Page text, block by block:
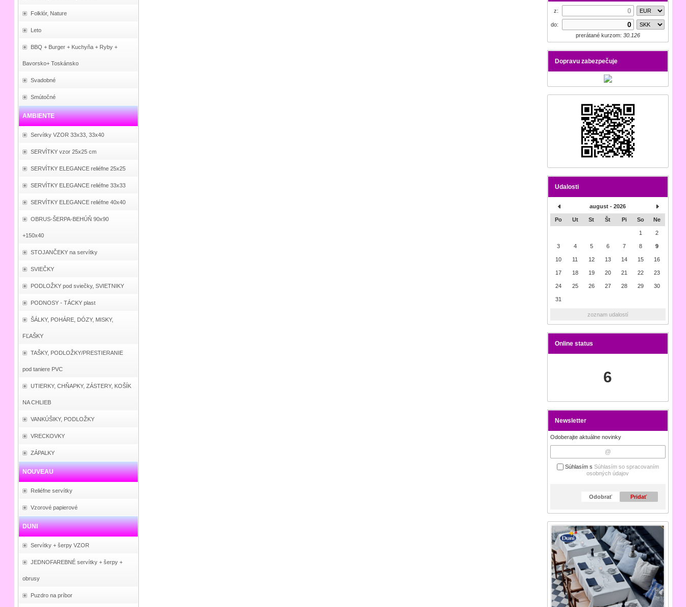
Folklór, Nature
Leto
BBQ + Burger + Kuchyňa + Ryby +
Bavorsko+ Toskánsko
Svadobné
Smútočné
AMBIENTE
Servítky VZOR 33x33, 33x40
SERVÍTKY vzor 25x25 cm
SERVÍTKY ELEGANCE reliéfne 25x25
SERVÍTKY ELEGANCE reliéfne 33x33
SERVÍTKY ELEGANCE reliéfne 40x40
OBRUS-ŠERPA-BEHÚŇ 90x90
+150x40
STOJANČEKY na servítky
SVIEČKY
PODLOŽKY pod sviečky, SVIETNIKY
PODNOSY - TÁCKY plast
ŠÁLKY, POHÁRE, DÓZY, MISKY,
FĽAŠKY
TAŠKY, PODLOŽKY/PRESTIERANIE
pod taniere PVC
UTIERKY, CHŇAPKY, ZÁSTERY, KOŠÍK
NA CHLIEB
VANKÚŠIKY, PODLOŽKY
VRECKOVKY
ZÁPALKY
NOUVEAU
Reliéfne servítky
Vzorové papierové
DUNI
Servítky + šerpy VZOR
JEDNOFAREBNÉ servítky + šerpy +
obrusy
Puzdro na príbor
z:
do:
prerátané kurzom: 30.126
Dopravu zabezpečuje
Udalosti
august - 2026
Po Ut St Št Pi So Ne
1 2
3 4 5 6 7 8 9
10 11 12 13 14 15 16
17 18 19 20 21 22 23
24 25 26 27 28 29 30
31
zoznam udalostí
Online status
6
Newsletter
Odoberajte aktuálne novinky
Súhlasím s Súhlasím so spracovaním
osobných údajov
Odobrať Pridať